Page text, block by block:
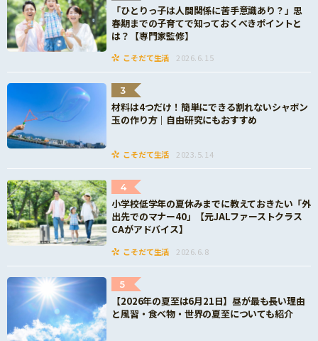
「ひとりっ子は人間関係に苦手意識あり？」思
春期までの子育てで知っておくべきポイントと
は？【専門家監修】
こそだて生活 2026.6.15
3
材料は4つだけ！簡単にできる割れないシャボン
玉の作り方｜自由研究にもおすすめ
こそだて生活 2023.5.14
4
小学校低学年の夏休みまでに教えておきたい「外
出先でのマナー40」【元JALファーストクラス
CAがアドバイス】
こそだて生活 2026.6.8
5
【2026年の夏至は6月21日】昼が最も長い理由
と風習・食べ物・世界の夏至についても紹介